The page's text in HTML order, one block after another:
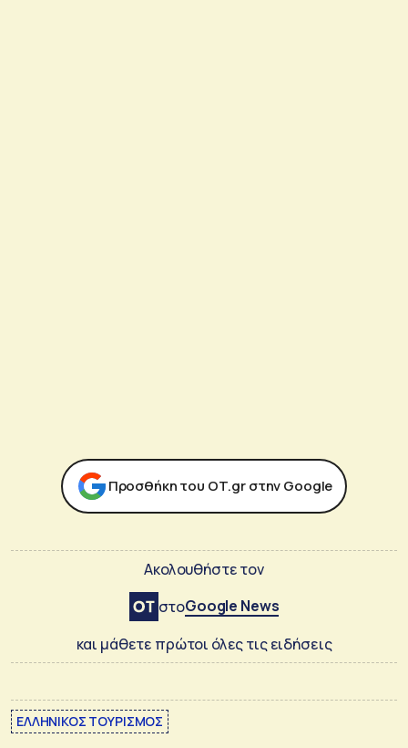
Προσθήκη του ΟΤ.gr στην Google
Ακολουθήστε τον
στοGoogle News
και μάθετε πρώτοι όλες τις ειδήσεις
ΕΛΛΗΝΙΚΟΣ ΤΟΥΡΙΣΜΟΣ